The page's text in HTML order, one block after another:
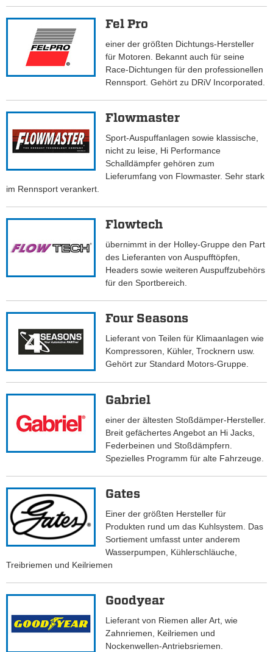
Fel Pro
einer der größten Dichtungs-Hersteller
für Motoren. Bekannt auch für seine
Race-Dichtungen für den professionellen
Rennsport. Gehört zu DRiV Incorporated.
Flowmaster
Sport-Auspuffanlagen sowie klassische,
nicht zu leise, Hi Performance
Schalldämpfer gehören zum
Lieferumfang von Flowmaster. Sehr stark
im Rennsport verankert.
Flowtech
übernimmt in der Holley-Gruppe den Part
des Lieferanten von Auspufftöpfen,
Headers sowie weiteren Auspuffzubehörs
für den Sportbereich.
Four Seasons
Lieferant von Teilen für Klimaanlagen wie
Kompressoren, Kühler, Trocknern usw.
Gehört zur Standard Motors-Gruppe.
Gabriel
einer der ältesten Stoßdämper-Hersteller.
Breit gefächertes Angebot an Hi Jacks,
Federbeinen und Stoßdämpfern.
Spezielles Programm für alte Fahrzeuge.
Gates
Einer der größten Hersteller für
Produkten rund um das Kuhlsystem. Das
Sortiement umfasst unter anderem
Wasserpumpen, Kühlerschläuche,
Treibriemen und Keilriemen
Goodyear
Lieferant von Riemen aller Art, wie
Zahnriemen, Keilriemen und
Nockenwellen-Antriebsriemen.